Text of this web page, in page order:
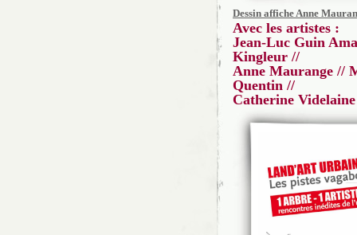
Dessin affiche Anne
Avec les artistes :
Jean-Luc Guin
Kingleur //
Anne Maurange //
Quentin //
Catherine